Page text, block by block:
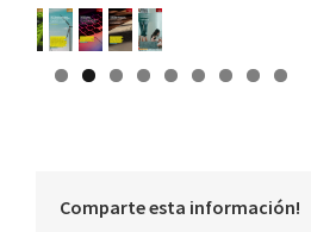
Comparte esta información!